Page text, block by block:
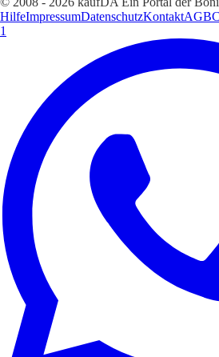
HilfeImpressumDatenschutzKontaktAGB
1